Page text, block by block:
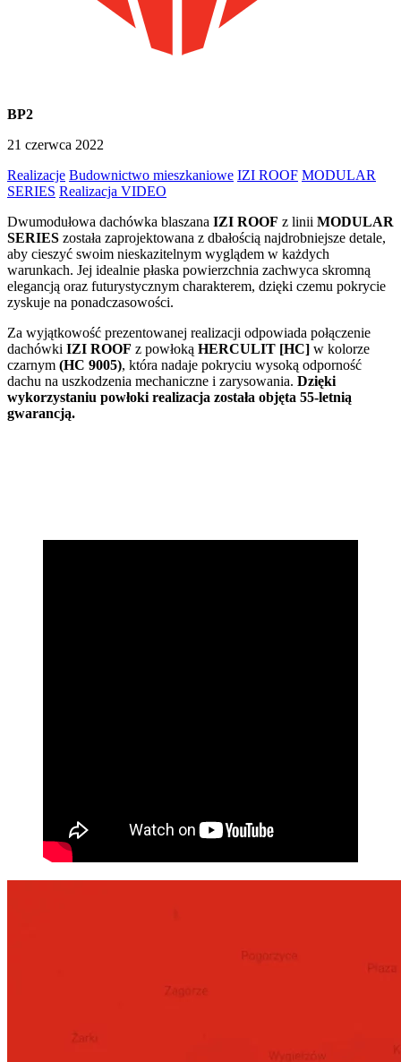
BP2
21 czerwca 2022
Realizacje Budownictwo mieszkaniowe IZI ROOF MODULAR
SERIES Realizacja VIDEO
Dwumodułowa dachówka blaszana IZI ROOF z linii MODULAR
SERIES została zaprojektowana z dbałością najdrobniejsze detale,
aby cieszyć swoim nieskazitelnym wyglądem w każdych
warunkach. Jej idealnie płaska powierzchnia zachwyca skromną
elegancją oraz futurystycznym charakterem, dzięki czemu pokrycie
zyskuje na ponadczasowości.
Za wyjątkowość prezentowanej realizacji odpowiada połączenie
dachówki IZI ROOF z powłoką HERCULIT [HC] w kolorze
czarnym (HC 9005), która nadaje pokryciu wysoką odporność
dachu na uszkodzenia mechaniczne i zarysowania. Dzięki
wykorzystaniu powłoki realizacja została objęta 55-letnią
gwarancją.